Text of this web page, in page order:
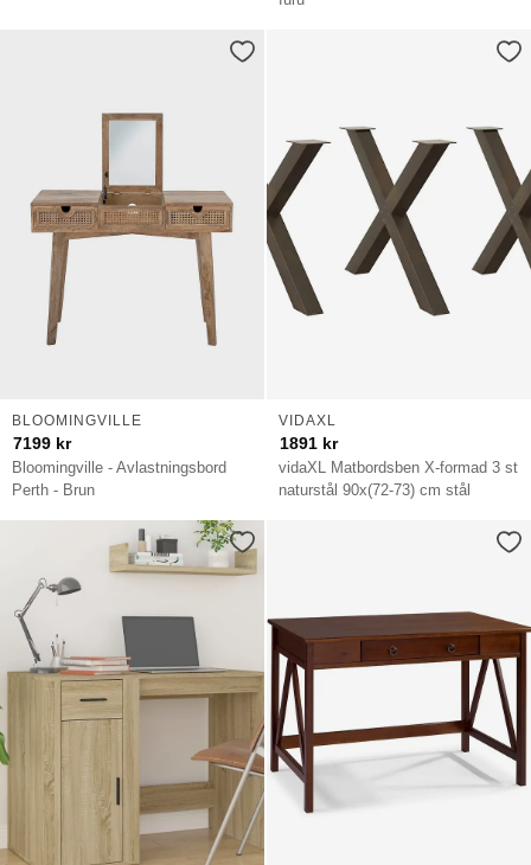
Bloomingville - Avlastningsbord
Perth - Brun
BLOOMINGVILLE
7199 kr
vidaXL Matbordsben X-formad 3 st
naturstål 90x(72-73) cm stål
VIDAXL
1891 kr